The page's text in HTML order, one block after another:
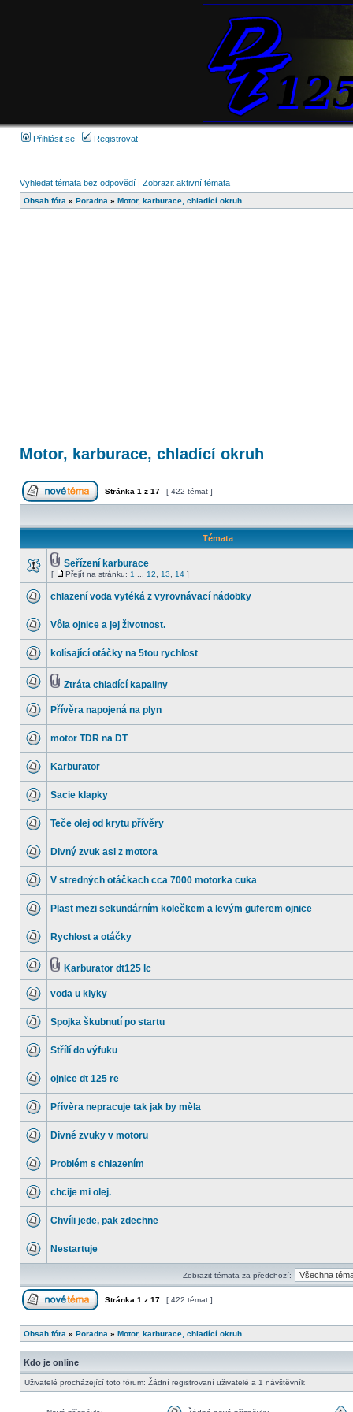
Přihlásit se Registrovat
Vyhledat témata bez odpovědí | Zobrazit aktivní témata
Obsah fóra » Poradna » Motor, karburace, chladící okruh
Motor, karburace, chladící okruh
Stránka 1 z 17 [ 422 témat ]
Témata
Seřízení karburace
[ Přejít na stránku: 1 12 13 14 ]
chlazení voda vytéká z vyrovnávací nádobky
Vôla ojnice a jej životnost.
kolísající otáčky na 5tou rychlost
Ztráta chladící kapaliny
Přívěra napojená na plyn
motor TDR na DT
Karburator
Sacie klapky
Teče olej od krytu přívěry
Divný zvuk asi z motora
V stredných otáčkach cca 7000 motorka cuka
Plast mezi sekundárním kolečkem a levým guferem ojnice
Rychlost a otáčky
Karburator dt125 lc
voda u klyky
Spojka škubnutí po startu
Střílí do výfuku
ojnice dt 125 re
Přívěra nepracuje tak jak by měla
Divné zvuky v motoru
Problém s chlazením
chcije mi olej.
Chvíli jede, pak zdechne
Nestartuje
Zobrazit témata za předchozí:
Stránka 1 z 17 [ 422 témat ]
Obsah fóra » Poradna » Motor, karburace, chladící okruh
Kdo je online
Uživatelé procházející toto fórum: Žádní registrovaní uživatelé a 1 návštěvník